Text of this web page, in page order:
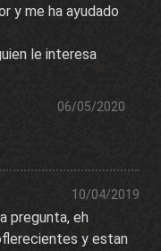
y me ha ayudado
le interesa
06/05/2020
10/04/2019
pregunta, eh
y estan